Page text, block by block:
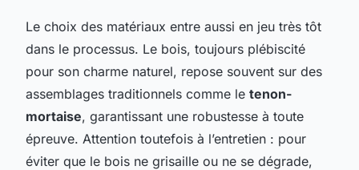
Le choix des matériaux entre aussi en jeu très tôt
dans le processus. Le bois, toujours plébiscité
pour son charme naturel, repose souvent sur des
assemblages traditionnels comme le tenon-
mortaise, garantissant une robustesse à toute
épreuve. Attention toutefois à l’entretien : pour
éviter que le bois ne grisaille ou ne se dégrade,